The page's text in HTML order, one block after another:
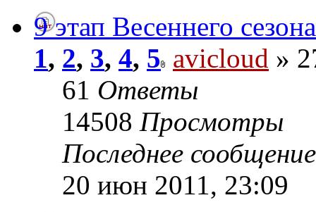
9 этап Весеннего
1, 2, 3, 4, 5 avicloud »
61 Ответы
14508 Просмотры
Последнее
20 июн 2011, 23:09